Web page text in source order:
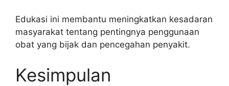
Edukasi ini membantu meningkatkan kesadaran
masyarakat tentang pentingnya penggunaan
obat yang bijak dan pencegahan penyakit.
Kesimpulan